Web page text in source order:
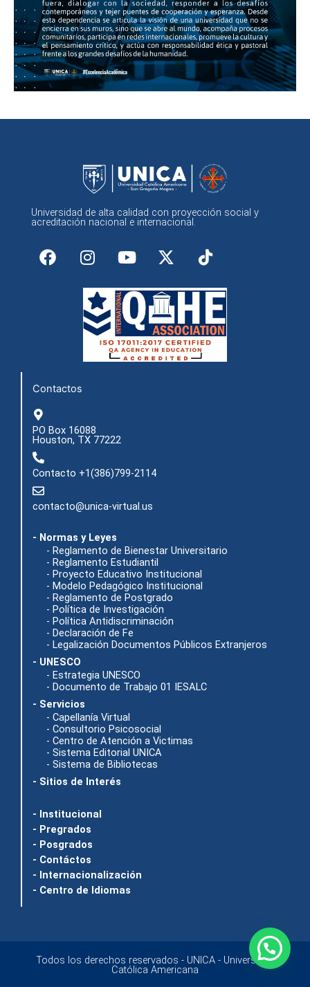
Universidad de alta calidad con proyección social y
acreditación nacional e internacional.
F
a
I
n
t
a
g
a
Y
o
t
u
b
e
X
-
w
i
t
t
e
Contactos
PO Box 16088
Houston, TX 77222
Contacto +1(386)799-2114
contacto@unica-virtual.us
- Normas y Leyes
- Reglamento de Bienestar Universitario
- Reglamento Estudiantil
- Proyecto Educativo Institucional
- Modelo Pedagógico Institucional
- Reglamento de Postgrado
- Política de Investigación
- Política Antidiscriminación
- Declaración de Fe
- Legalización Documentos Públicos Extranjeros
- UNESCO
- Estrategia UNESCO
- Documento de Trabajo 01 IESALC
- Servicios
- Capellanía Virtual
- Consultorio Psicosocial
- Centro de Atención a Victimas
- Sistema Editorial UNICA
- Sistema de Bibliotecas
- Sitios de Interés
- Institucional
- Pregrados
- Posgrados
- Contáctos
- Internacionalización
- Centro de Idiomas
Todos los derechos reservados - UNICA - Universidad
Católica Americana